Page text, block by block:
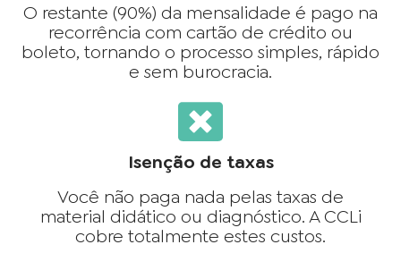
O restante (90%) da mensalidade é pago na
recorrência com cartão de crédito ou
boleto, tornando o processo simples, rápido
e sem burocracia.
Isenção de taxas
Você não paga nada pelas taxas de
material didático ou diagnóstico. A CCLi
cobre totalmente estes custos.